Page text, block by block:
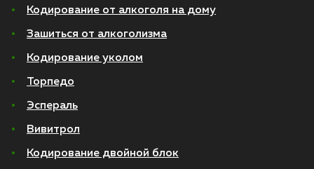
Кодирование от алкоголя на дому
Зашиться от алкоголизма
Кодирование уколом
Торпедо
Эспераль
Вивитрол
Кодирование двойной блок